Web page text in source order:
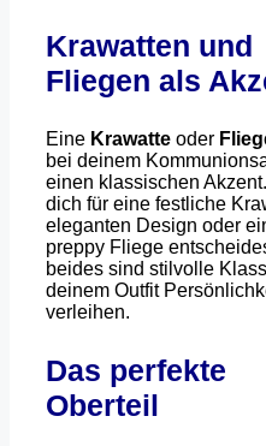
Krawatten und
Fliegen als
Eine Krawatte oder
bei deinem
einen klassischen
dich für eine festliche
eleganten Design oder
preppy Fliege
beides sind stilvolle
deinem Outfit
verleihen.
Das perfekte
Oberteil